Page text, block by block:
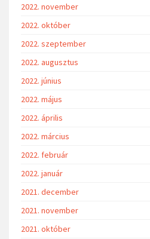
2022. november
2022. október
2022. szeptember
2022. augusztus
2022. június
2022. május
2022. április
2022. március
2022. február
2022. január
2021. december
2021. november
2021. október